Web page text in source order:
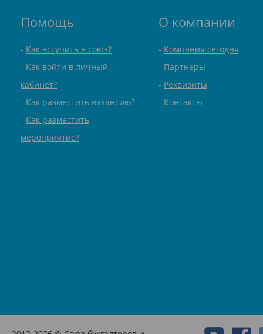
Помощь
Как вступить в союз?
Как войти в личный
кабинет?
Как разместить вакансию?
Как разместить
мероприятие?
О компании
Компания сегодня
Партнеры
Реквизиты
Контакты